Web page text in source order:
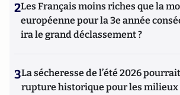
2Les Français moins riches que la
européenne pour la 3e année
ira le grand déclassement ?
3La sécheresse de l’été 2026
rupture historique pour les milieux